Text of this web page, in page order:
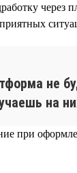
не
на
при